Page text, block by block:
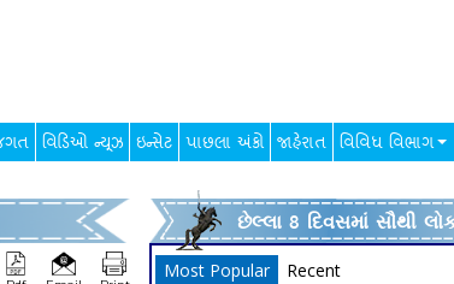
વિડિઓ ન્યૂઝ ઇન્સેટ પાછલા અંકો જાહેરાત વિવિધ વિભાગ
છેલ્લા 8 દિવસમાં સૌથી
Most Popular Recent